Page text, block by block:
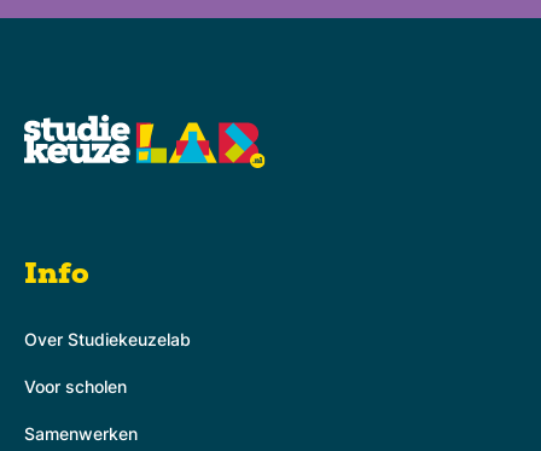
Info
Over Studiekeuzelab
Voor scholen
Samenwerken